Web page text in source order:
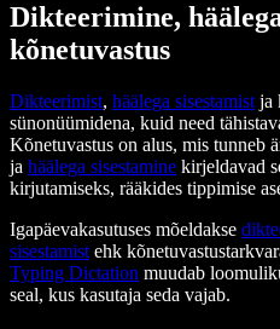
Dikteerimine,
kõnetuvastus
Dikteerimist, häälega sisestamist ja
sünonüümidena, kuid need
Kõnetuvastus on alus, mis tunneb
ja häälega sisestamine kirjeldavad
kirjutamiseks, rääkides tippimise
Igapäevakasutuses mõeldakse
sisestamist ehk
Typing Dictation muudab
seal, kus kasutaja seda vajab.